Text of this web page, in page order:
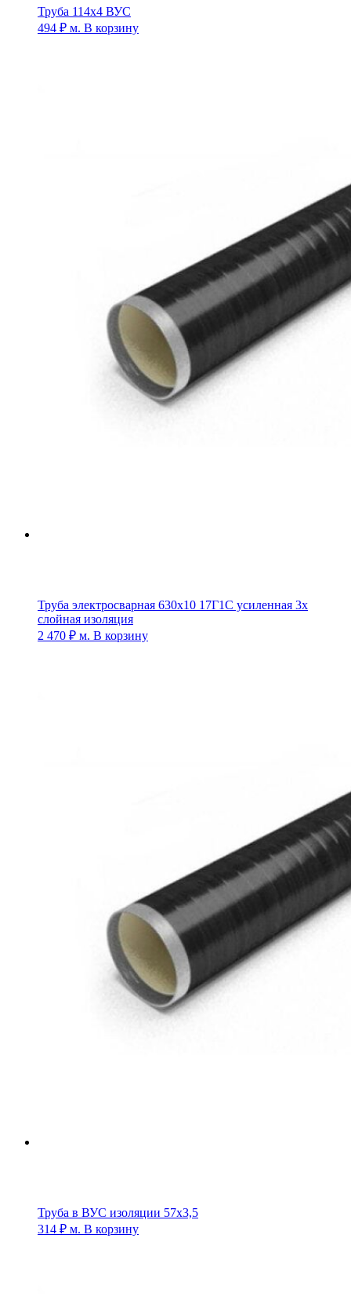
Труба 114х4 ВУС
494 ₽ м. В корзину
Труба электросварная 630х10 17Г1С усиленная 3х
слойная изоляция
2 470 ₽ м. В корзину
Труба в ВУС изоляции 57х3,5
314 ₽ м. В корзину